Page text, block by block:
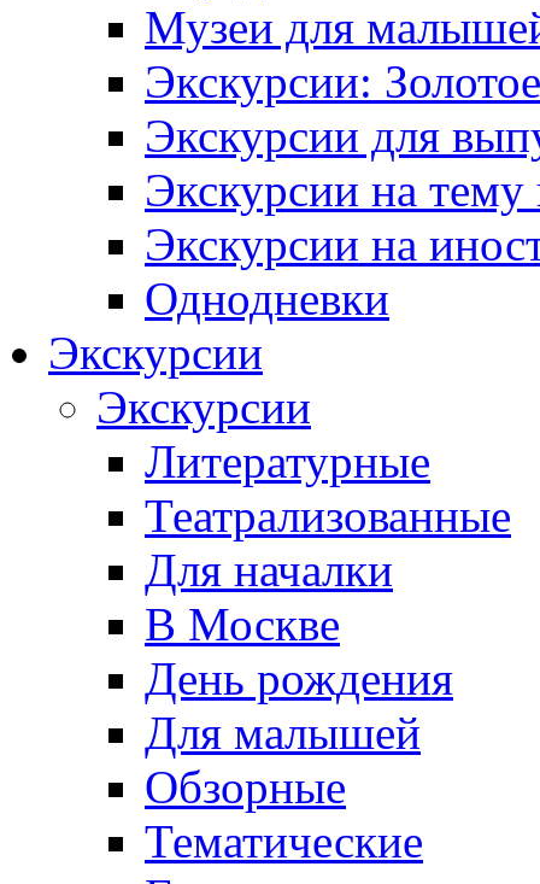
Музеи для
Экскурсии:
Экскурсии для
Экскурсии на тему
Экскурсии на
Однодневки
Экскурсии
Экскурсии
Литературные
Театрализованные
Для началки
В Москве
День рождения
Для малышей
Обзорные
Тематические